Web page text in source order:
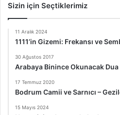
Sizin için Seçtiklerimiz
11 Aralık 2024
1111’in Gizemi: Frekansı ve
30 Ağustos 2017
Arabaya Binince Okunacak
17 Temmuz 2020
Bodrum Camii ve Sarnıcı –
15 Mayıs 2024